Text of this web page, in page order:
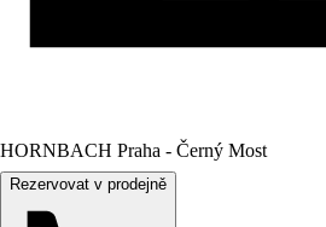
HORNBACH Praha - Černý Most
Rezervovat v prodejně